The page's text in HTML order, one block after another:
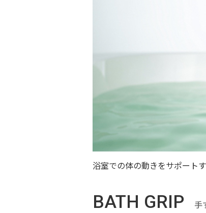
浴室での体の動きをサポート
BATH GRIP 手